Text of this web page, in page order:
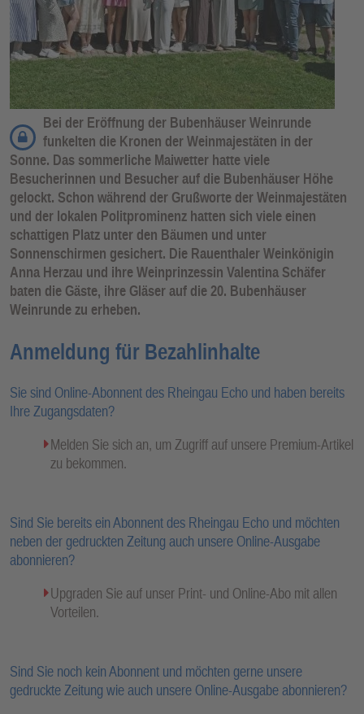
Bei der Eröffnung der Bubenhäuser Weinrunde
funkelten die Kronen der Weinmajestäten in der
Sonne. Das sommerliche Maiwetter hatte viele
Besucherinnen und Besucher auf die Bubenhäuser Höhe
gelockt. Schon während der Grußworte der Weinmajestäten
und der lokalen Politprominenz hatten sich viele einen
schattigen Platz unter den Bäumen und unter
Sonnenschirmen gesichert. Die Rauenthaler Weinkönigin
Anna Herzau und ihre Weinprinzessin Valentina Schäfer
baten die Gäste, ihre Gläser auf die 20. Bubenhäuser
Weinrunde zu erheben.
Anmeldung für Bezahlinhalte
Sie sind Online-Abonnent des Rheingau Echo und haben bereits
Ihre Zugangsdaten?
Melden Sie sich an, um Zugriff auf unsere Premium-Artikel
zu bekommen.
Sind Sie bereits ein Abonnent des Rheingau Echo und möchten
neben der gedruckten Zeitung auch unsere Online-Ausgabe
abonnieren?
Upgraden Sie auf unser Print- und Online-Abo mit allen
Vorteilen.
Sind Sie noch kein Abonnent und möchten gerne unsere
gedruckte Zeitung wie auch unsere Online-Ausgabe abonnieren?